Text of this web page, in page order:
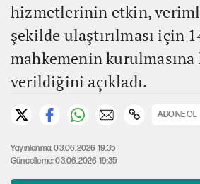
hizmetlerinin etkin,
şekilde ulaştırılması için
mahkemenin kurulmasına
verildiğini açıkladı.
ABONE OL
Yayınlanma: 03.06.2026 19:35
Güncelleme: 03.06.2026 19:35